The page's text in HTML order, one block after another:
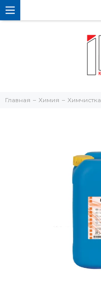
Главная Химия Химчистка